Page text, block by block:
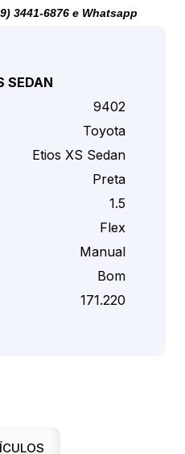
3441-6876 e Whatsapp
SEDAN
9402
Toyota
Etios XS Sedan
Preta
1.5
Flex
Manual
Bom
171.220